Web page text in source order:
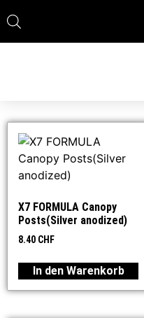
X7 FORMULA Canopy
Posts(Silver anodized)
8.40 CHF
In den Warenkorb